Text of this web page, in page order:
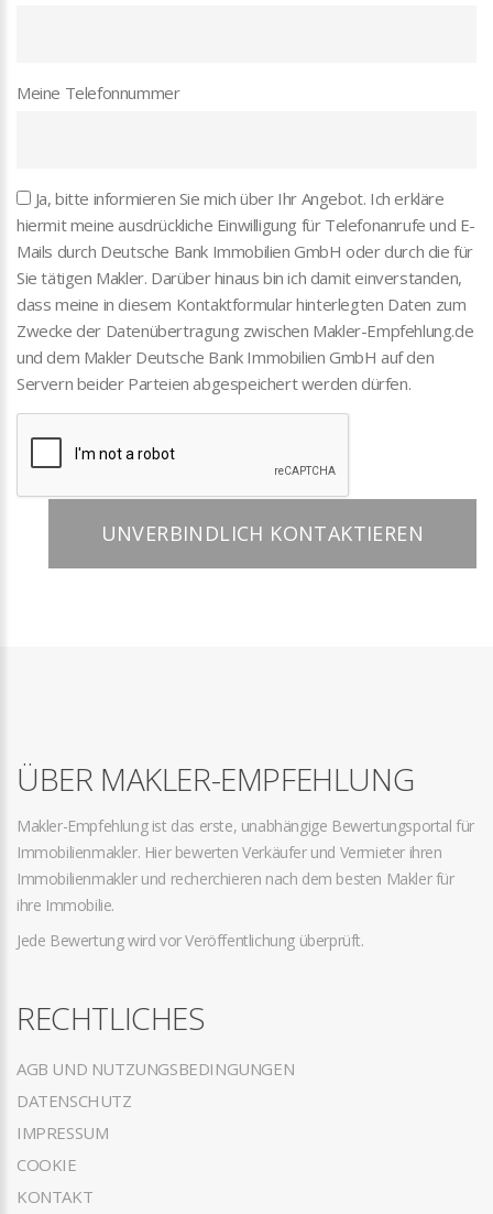
Meine Telefonnummer
Ja, bitte informieren Sie mich über Ihr Angebot. Ich erkläre
hiermit meine ausdrückliche Einwilligung für Telefonanrufe und E-
Mails durch Deutsche Bank Immobilien GmbH oder durch die für
Sie tätigen Makler. Darüber hinaus bin ich damit einverstanden,
dass meine in diesem Kontaktformular hinterlegten Daten zum
Zwecke der Datenübertragung zwischen Makler-Empfehlung.de
und dem Makler Deutsche Bank Immobilien GmbH auf den
Servern beider Parteien abgespeichert werden dürfen.
UNVERBINDLICH KONTAKTIEREN
ÜBER MAKLER-EMPFEHLUNG
Makler-Empfehlung ist das erste, unabhängige Bewertungsportal für
Immobilienmakler. Hier bewerten Verkäufer und Vermieter ihren
Immobilienmakler und recherchieren nach dem besten Makler für
ihre Immobilie.
Jede Bewertung wird vor Veröffentlichung überprüft.
RECHTLICHES
AGB UND NUTZUNGSBEDINGUNGEN
DATENSCHUTZ
IMPRESSUM
COOKIE
KONTAKT